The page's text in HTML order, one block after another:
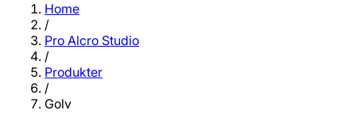
Home
/
Pro Alcro Studio
/
Produkter
/
Golv